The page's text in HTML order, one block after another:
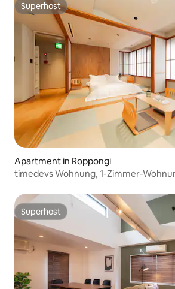
Superhost
Superhost
Apartment in Roppongi
timedevs Wohnung, 1-Zimmer-
Superhost
Superhost